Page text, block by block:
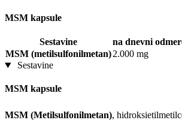
MSM kapsule
Sestavine
na dnevni
MSM (metilsulfonilmetan)2.000 mg
Sestavine
MSM kapsule
MSM (Metilsulfonilmetan),